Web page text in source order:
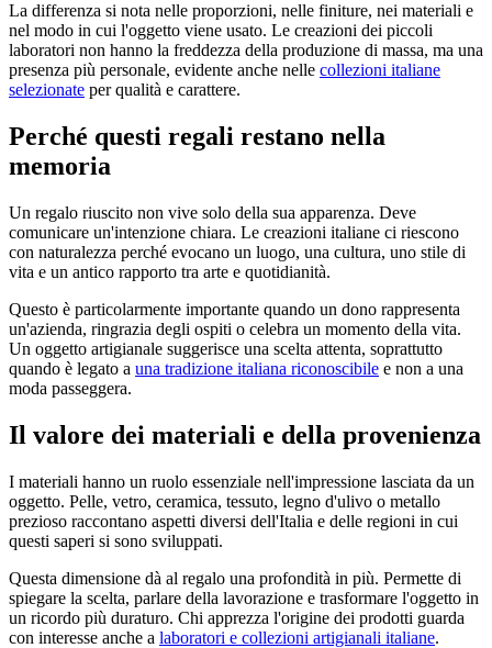
La differenza si nota nelle proporzioni, nelle finiture, nei materiali e
nel modo in cui l'oggetto viene usato. Le creazioni dei piccoli
laboratori non hanno la freddezza della produzione di massa, ma una
presenza più personale, evidente anche nelle collezioni italiane
selezionate per qualità e carattere.
Perché questi regali restano nella
memoria
Un regalo riuscito non vive solo della sua apparenza. Deve
comunicare un'intenzione chiara. Le creazioni italiane ci riescono
con naturalezza perché evocano un luogo, una cultura, uno stile di
vita e un antico rapporto tra arte e quotidianità.
Questo è particolarmente importante quando un dono rappresenta
un'azienda, ringrazia degli ospiti o celebra un momento della vita.
Un oggetto artigianale suggerisce una scelta attenta, soprattutto
quando è legato a una tradizione italiana riconoscibile e non a una
moda passeggera.
Il valore dei materiali e della provenienza
I materiali hanno un ruolo essenziale nell'impressione lasciata da un
oggetto. Pelle, vetro, ceramica, tessuto, legno d'ulivo o metallo
prezioso raccontano aspetti diversi dell'Italia e delle regioni in cui
questi saperi si sono sviluppati.
Questa dimensione dà al regalo una profondità in più. Permette di
spiegare la scelta, parlare della lavorazione e trasformare l'oggetto in
un ricordo più duraturo. Chi apprezza l'origine dei prodotti guarda
con interesse anche a laboratori e collezioni artigianali italiane.